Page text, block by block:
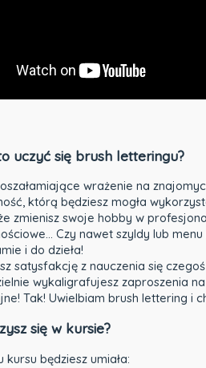
uczyć się brush letteringu?
wrażenie na
którą będziesz mogła
zmienisz swoje hobby w
Czy nawet szyldy lub
i do dzieła!
satysfakcję z nauczenia się
wykaligrafujesz zaproszenia
Tak! Uwielbiam brush lettering i
się w kursie?
kursu będziesz umiała: